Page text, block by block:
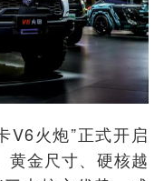
V6火炮”正式开启
黄金尺寸、硬核越